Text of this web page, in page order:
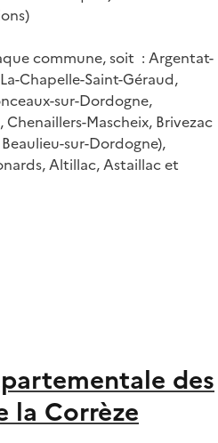
commune, soit : Argentat-
Chapelle-Saint-Géraud,
sur-Dordogne,
Chenaillers-Mascheix, Brivezac
sur-Dordogne),
Altillac, Astaillac et
des
la Corrèze